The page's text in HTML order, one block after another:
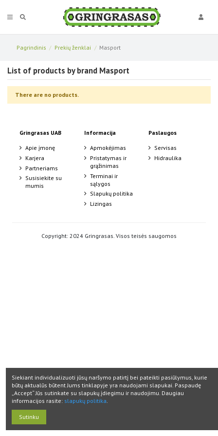
Pagrindinis Prekių ženklai Masport
List of products by brand Masport
There are no products.
Gringrasas UAB
Apie įmonę
Karjera
Partneriams
Susisiekite su
mumis
Informacija
Apmokėjimas
Pristatymas ir
grąžinimas
Terminai ir
sąlygos
Slapukų politika
Lizingas
Paslaugos
Servisas
Hidraulika
Copyright: 2024 Gringrasas. Visos teisės saugomos
Siekiant individualizuoti jūsų naršymo patirtį bei pateikti pasiūlymus, kurie
būtų aktualūs būtent Jums tinklapyje yra naudojami slapukai. Paspaudę
„Accept“ Jūs sutinkate su slapukų įdiegimu ir naudojimu. Daugiau
informacijos rasite: slapukų politika.
Sutinku